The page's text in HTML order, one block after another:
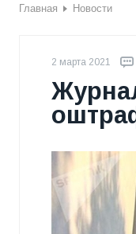
Главная Новости
2 марта 2021